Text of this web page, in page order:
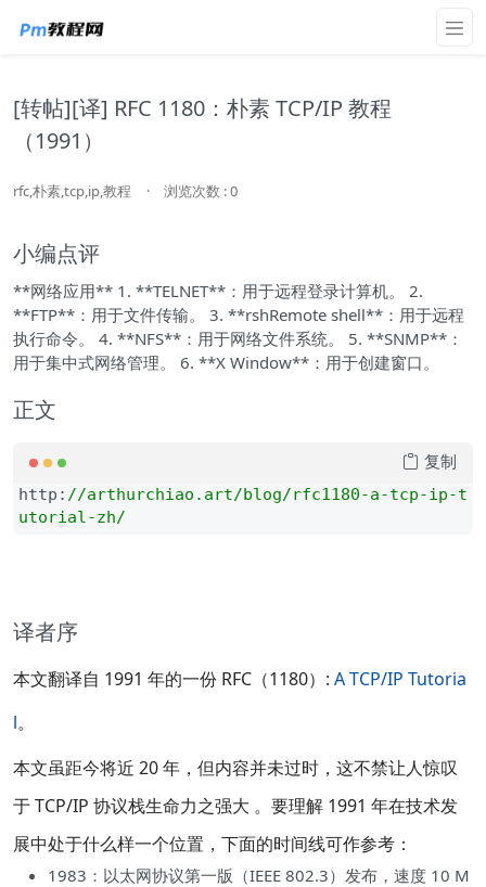
[转帖][译] RFC 1180：朴素 TCP/IP 教程
（1991）
rfc,朴素,tcp,ip,教程 · 浏览次数 : 0
小编点评
**网络应用** 1. **TELNET**：用于远程登录计算机。 2.
**FTP**：用于文件传输。 3. **rshRemote shell**：用于远程
执行命令。 4. **NFS**：用于网络文件系统。 5. **SNMP**：
用于集中式网络管理。 6. **X Window**：用于创建窗口。
正文
http: //arthurchiao.art/blog/rfc1180-a-tcp-ip-t
utorial-zh/
复制
译者序
本文翻译自 1991 年的一份 RFC（1180）: A TCP/IP Tutoria
l。
本文虽距今将近 20 年，但内容并未过时，这不禁让人惊叹
于 TCP/IP 协议栈生命力之强大 。要理解 1991 年在技术发
展中处于什么样一个位置，下面的时间线可作参考：
1983：以太网协议第一版（IEEE 802.3）发布，速度 10 M